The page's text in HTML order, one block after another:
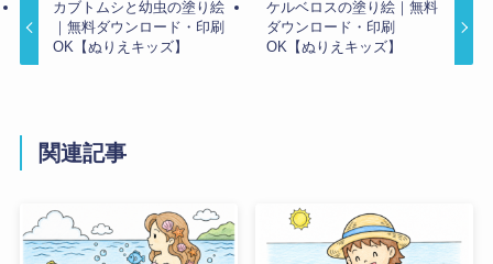
カブトムシと幼虫の塗り絵
｜無料ダウンロード・印刷
OK【ぬりえキッズ】
ケルベロスの塗り絵｜無料
ダウンロード・印刷
OK【ぬりえキッズ】
関連記事